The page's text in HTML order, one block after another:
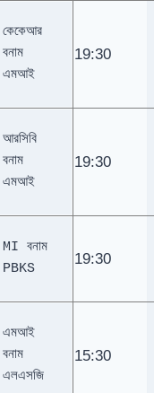
কেকেআর
বনাম
এমআই
19:30
আরসিবি
বনাম
এমআই
19:30
MI বনাম
PBKS
19:30
এমআই
বনাম
এলএসজি
15:30